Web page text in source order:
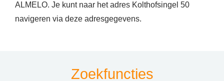
ALMELO. Je kunt naar het adres Kolthofsingel 50
navigeren via deze adresgegevens.
Zoekfuncties